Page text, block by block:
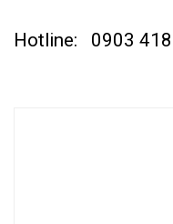
Hotline: 0903